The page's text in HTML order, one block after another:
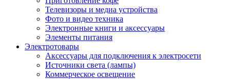
Телевизоры и медиа устройства
Фото и видео техника
Электронные книги и аксессуары
Элементы питания
Электротовары
Аксессуары для подключения к электросети
Источники света (лампы)
Коммерческое освещение